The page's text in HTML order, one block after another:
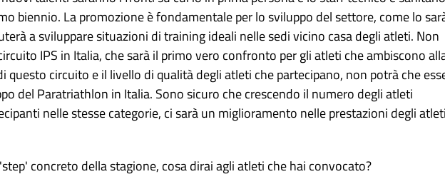
biennio. La promozione è fondamentale per lo sviluppo del settore, come lo
a sviluppare situazioni di training ideali nelle sedi vicino casa degli atleti. Non
IPS in Italia, che sarà il primo vero confronto per gli atleti che ambiscono
questo circuito e il livello di qualità degli atleti che partecipano, non potrà che
del Paratriathlon in Italia. Sono sicuro che crescendo il numero degli atleti
nelle stesse categorie, ci sarà un miglioramento nelle prestazioni degli atleti
concreto della stagione, cosa dirai agli atleti che hai convocato?